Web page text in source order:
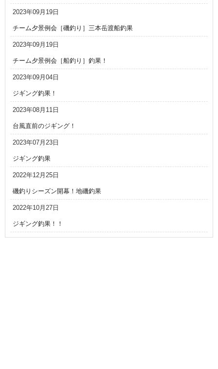
2023年09月19日
チーム夕景例会［磯釣り］三本岳渡船釣果
2023年09月19日
チーム夕景例会［船釣り］釣果！
2023年09月04日
ジギング釣果！
2023年08月11日
台風直前のジギング！
2023年07月23日
ジギング釣果
2022年12月25日
磯釣りシーズン開幕！地磯釣果
2022年10月27日
ジギング釣果！！